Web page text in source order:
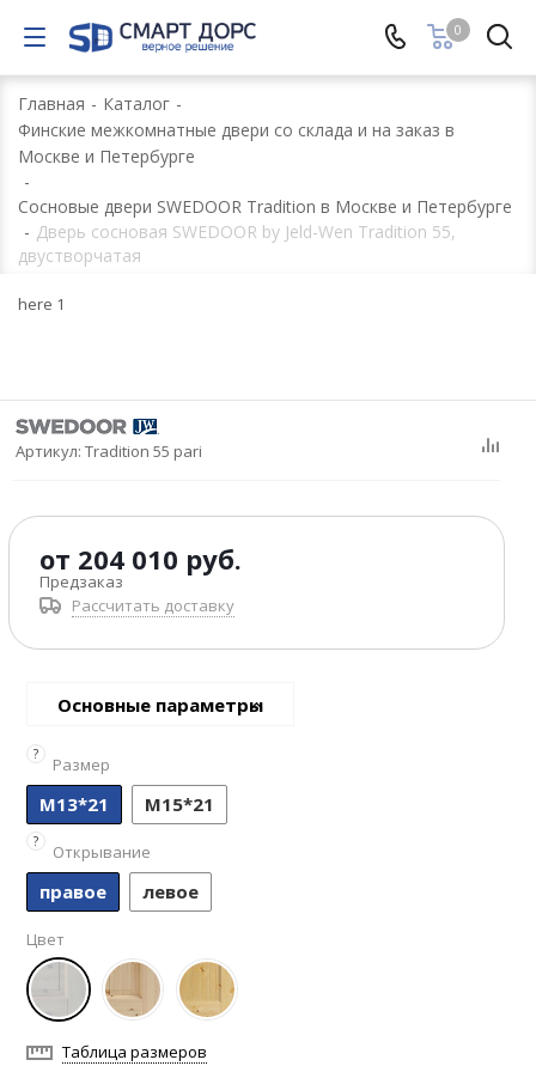
0
Главная - Каталог -
Финские межкомнатные двери со склада и на заказ в
Москве и Петербурге
-
Сосновые двери SWEDOOR Tradition в Москве и Петербурге
- Дверь сосновая SWEDOOR by Jeld-Wen Tradition 55,
двустворчатая
here 1
Артикул: Tradition 55 pari
от 204 010 руб.
Предзаказ
Рассчитать доставку
Основные параметры
?
Размер
М13*21 М15*21
?
Открывание
правое левое
Цвет
Таблица размеров